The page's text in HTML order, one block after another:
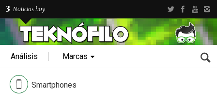
3 Noticias hoy
Análisis Marcas
Smartphones